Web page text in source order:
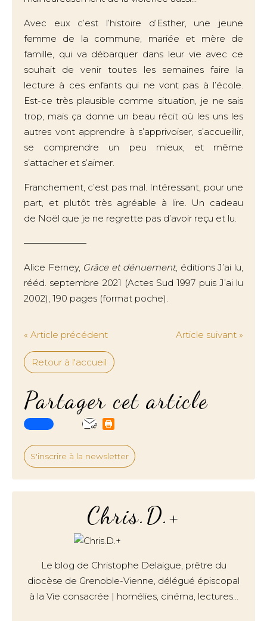
Avec eux c’est l’histoire d’Esther, une jeune
femme de la commune, mariée et mère de
famille, qui va débarquer dans leur vie avec ce
souhait de venir toutes les semaines faire la
lecture à ces enfants qui ne vont pas à l’école.
Est-ce très plausible comme situation, je ne sais
trop, mais ça donne un beau récit où les uns les
autres vont apprendre à s’apprivoiser, s’accueillir,
se comprendre un peu mieux, et même
s’attacher et s’aimer.
Franchement, c’est pas mal. Intéressant, pour une
part, et plutôt très agréable à lire. Un cadeau
de Noël que je ne regrette pas d’avoir reçu et lu.
———————
Alice Ferney, Grâce et dénuement, éditions J’ai lu,
rééd. septembre 2021 (Actes Sud 1997 puis J’ai lu
2002), 190 pages (format poche).
« Article précédent Article suivant »
Retour à l'accueil
Partager cet article
S'inscrire à la newsletter
Chris.D.+
Le blog de Christophe Delaigue, prêtre du
diocèse de Grenoble-Vienne, délégué épiscopal
à la Vie consacrée | homélies, cinéma, lectures…